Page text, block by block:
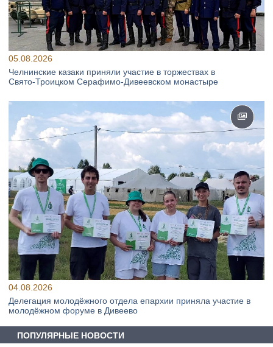
05.08.2026
Челнинские казаки приняли участие в торжествах в
Свято‑Троицком Серафимо‑Дивеевском монастыре
04.08.2026
Делегация молодёжного отдела епархии приняла участие в
молодёжном форуме в Дивеево
ПОПУЛЯРНЫЕ НОВОСТИ